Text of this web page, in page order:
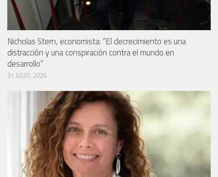
Nicholas Stern, economista: “El decrecimiento es una
distracción y una conspiración contra el mundo en
desarrollo”
31 JULIO, 2026